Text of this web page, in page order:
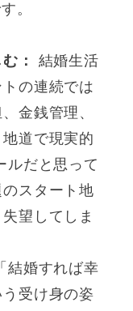
。
：
結婚生活
の連続では
金銭管理、
道で現実的
ルだと思って
スタート地
望してしま
結婚すれば幸
受け身の姿